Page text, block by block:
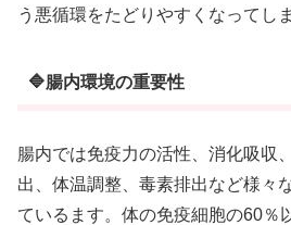
う悪循環をたどりやすくなってし
🔷腸内環境の重要性
腸内では免疫力の活性、消化吸収
出、体温調整、毒素排出など様々
ているます。体の免疫細胞の60％